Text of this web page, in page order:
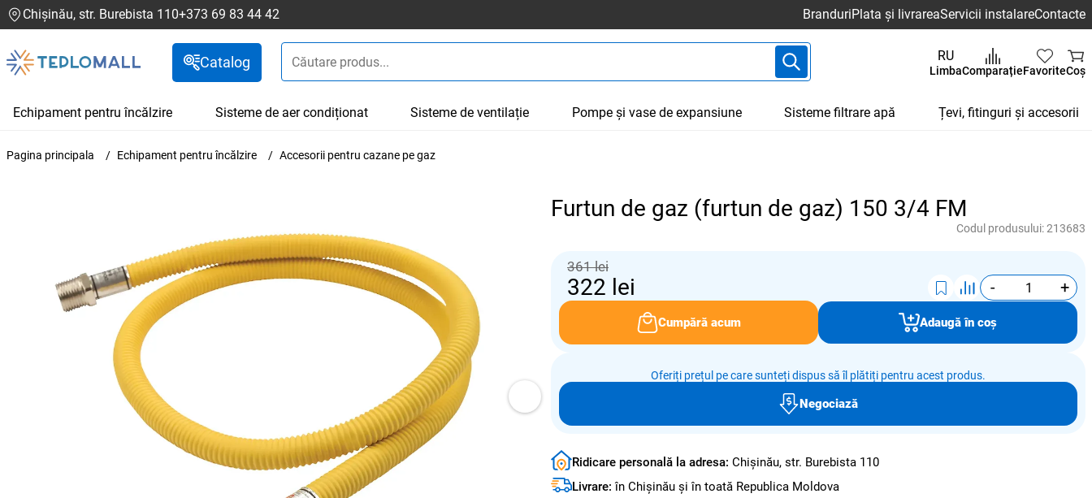
Chișinău, str. Burebista 110+373 69 83 44 42 BranduriPlata și livrareaServicii instalareContacte
Catalog RU
LimbaComparațieFavoriteCoș
Echipament pentru încălzire Sisteme de aer condiționat Sisteme de ventilație Pompe și vase de expansiune Sisteme filtrare apă Țevi, fitinguri și accesorii
Pagina principala Echipament pentru încălzire Accesorii pentru cazane pe gaz
Furtun de gaz (furtun de gaz) 150 3/4 FM
Codul produsului:213683
361 lei
322 lei - +
Cumpără acum Adaugă în coș
Oferiți prețul pe care sunteți dispus să îl plătiți pentru acest produs.
Negociază
Ridicare personală la adresa: Chișinău, str. Burebista 110
Livrare:în Chișinău și în toată Republica Moldova